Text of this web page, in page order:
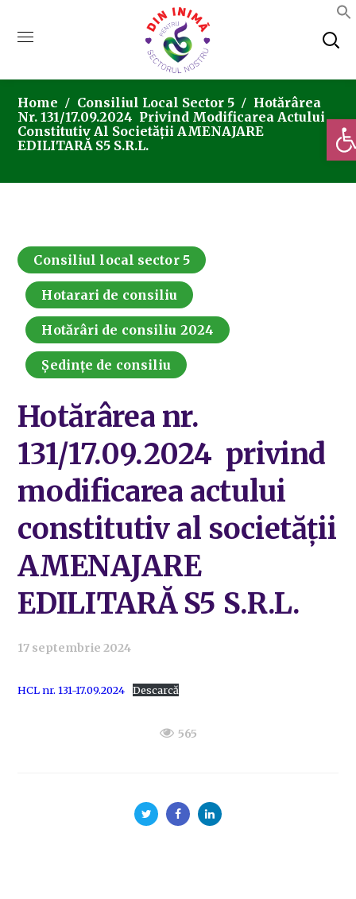
Home Consiliul Local Sector 5
Hotărârea
Nr. 131/17.09.2024 Privind Modificarea Actului
Constitutiv Al Societății AMENAJARE
EDILITARĂ S5 S.R.L.
Consiliul local sector 5
Hotarari de consiliu
Hotărâri de consiliu 2024
Ședințe de consiliu
Hotărârea nr.
131/17.09.2024 privind
modificarea actului
constitutiv al societății
AMENAJARE
EDILITARĂ S5 S.R.L.
17 septembrie 2024
HCL nr. 131-17.09.2024 Descarcă
565